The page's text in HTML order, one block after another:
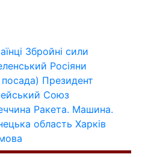
Збройні сили
Росіяни
Президент
Союз
Ракета. Машина.
область Харків